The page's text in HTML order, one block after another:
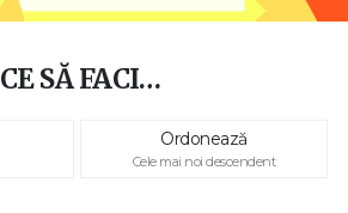
CE SĂ FACI…
Ordonează
Cele mai noi descendent